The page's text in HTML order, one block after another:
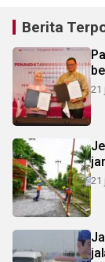
Berita
21
21